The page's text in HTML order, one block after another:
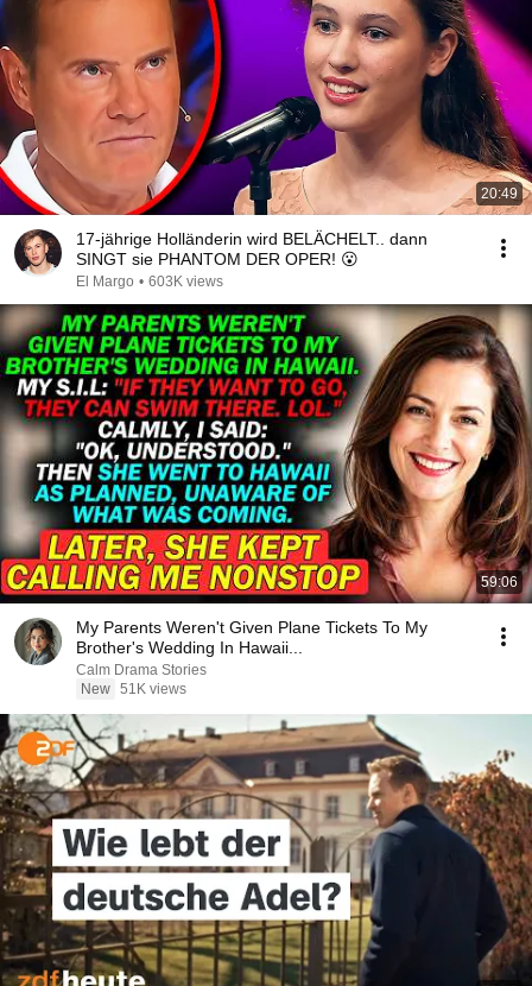
20:49
17-jährige Holländerin wird BELÄCHELT.. dann
SINGT sie PHANTOM DER OPER! 😮
El Margo • 603K views
59:06
My Parents Weren't Given Plane Tickets To My
Brother's Wedding In Hawaii...
Calm Drama Stories
New 51K views